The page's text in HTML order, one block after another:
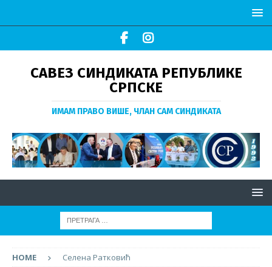
САВЕЗ СИНДИКАТА РЕПУБЛИКЕ
СРПСКЕ
ИМАМ ПРАВО ВИШЕ, ЧЛАН САМ СИНДИКАТА
HOME Селена Ратковић